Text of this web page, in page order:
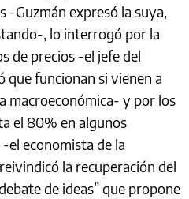
-Guzmán expresó la suya,
, lo interrogó por la
de precios -el jefe del
que funcionan si vienen a
macroeconómica- y por los
el 80% en algunos
el economista de la
la recuperación del
de ideas” que propone